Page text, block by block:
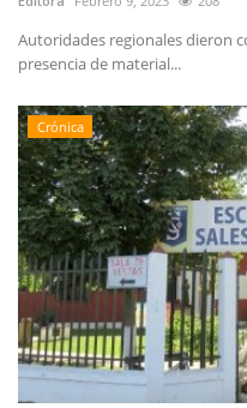
Autoridades regionales dieron
presencia de material...
Crónica